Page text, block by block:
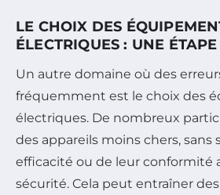
LE CHOIX DES
ÉLECTRIQUES : UNE
Un autre domaine où des
fréquemment est le choix des
électriques. De nombreux
des appareils moins chers, sans
efficacité ou de leur conformité
sécurité. Cela peut entraîner